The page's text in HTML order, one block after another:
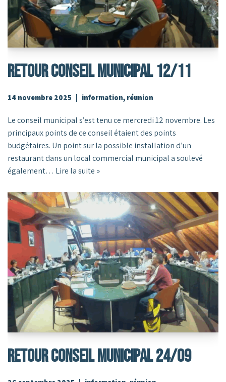
RETOUR CONSEIL MUNICIPAL 12/11
14 novembre 2025 information, réunion
Le conseil municipal s’est tenu ce mercredi 12 novembre. Les
principaux points de ce conseil étaient des points
budgétaires. Un point sur la possible installation d’un
restaurant dans un local commercial municipal a soulevé
également… Lire la suite »
RETOUR CONSEIL MUNICIPAL 24/09